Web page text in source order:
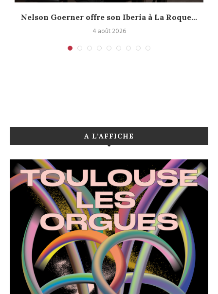
Nelson Goerner offre son Iberia à La Roque...
4 août 2026
A L’AFFICHE